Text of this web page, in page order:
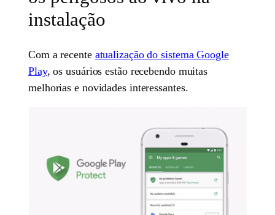
instalação
Com a recente atualização do sistema Google
Play, os usuários estão recebendo muitas
melhorias e novidades interessantes.